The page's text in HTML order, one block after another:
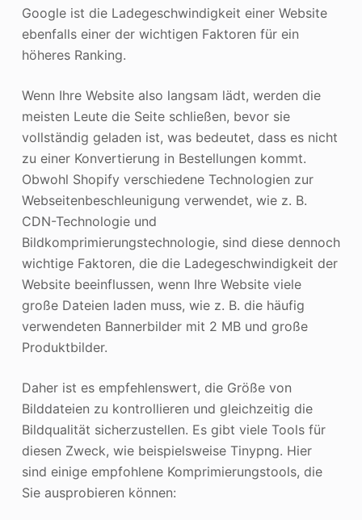
Google ist die Ladegeschwindigkeit einer Website
ebenfalls einer der wichtigen Faktoren für ein
höheres Ranking.
Wenn Ihre Website also langsam lädt, werden die
meisten Leute die Seite schließen, bevor sie
vollständig geladen ist, was bedeutet, dass es nicht
zu einer Konvertierung in Bestellungen kommt.
Obwohl Shopify verschiedene Technologien zur
Webseitenbeschleunigung verwendet, wie z. B.
CDN-Technologie und
Bildkomprimierungstechnologie, sind diese dennoch
wichtige Faktoren, die die Ladegeschwindigkeit der
Website beeinflussen, wenn Ihre Website viele
große Dateien laden muss, wie z. B. die häufig
verwendeten Bannerbilder mit 2 MB und große
Produktbilder.
Daher ist es empfehlenswert, die Größe von
Bilddateien zu kontrollieren und gleichzeitig die
Bildqualität sicherzustellen. Es gibt viele Tools für
diesen Zweck, wie beispielsweise Tinypng. Hier
sind einige empfohlene Komprimierungstools, die
Sie ausprobieren können: